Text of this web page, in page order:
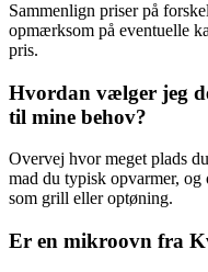
Sammenlign priser på
opmærksom på eventuelle
pris.
Hvordan vælger jeg
til mine behov?
Overvej hvor meget plads
mad du typisk opvarmer,
som grill eller optøning.
Er en mikroovn fra